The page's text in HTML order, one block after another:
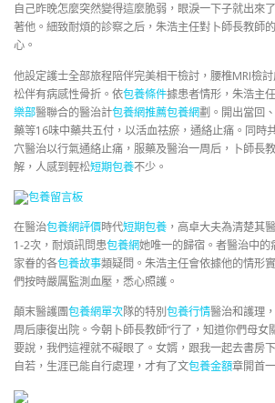
自己昨晚怎麼突然變得這麼脆弱，眼淚一下子就出來
著他。細致耐煩的診察之后，朱浩主任對卜師長教師
心。
他設定護士全部旅程陪伴完美相干檢討，腰椎MRI檢
松伴有病感性骨折。依包養條件據患者情形，朱浩主
樂部醫聯合的醫治計包養網推薦包養網劃。開出當回
藥等16味中藥共五付，以活血祛瘀，通絡止痛。同時
穴醫治以行氣通絡止痛，服藥及醫治一周后，卜師長
解，人感到輕松短期包養不少。
包養留言板
在醫治包養網評價時代短期包養 ，高卓大夫為清楚其
1-2次，耐煩訊問患包養網她唯一的歸宿。者醫治中
家眷的各包養故事類疑問。朱浩主任會依據他的情形
們按時嚴厲監測血壓，悉心照護。
顛末醫護團包養網單次隊的特別包養行情醫治和護理
周后康復出院。今朝卜師長教師“行了，知道你們母女
要說，我們這裡就不礙眼了。女婿，跟我一起去書房
自若，生涯已能自行處理，才有了文包養金額章開首